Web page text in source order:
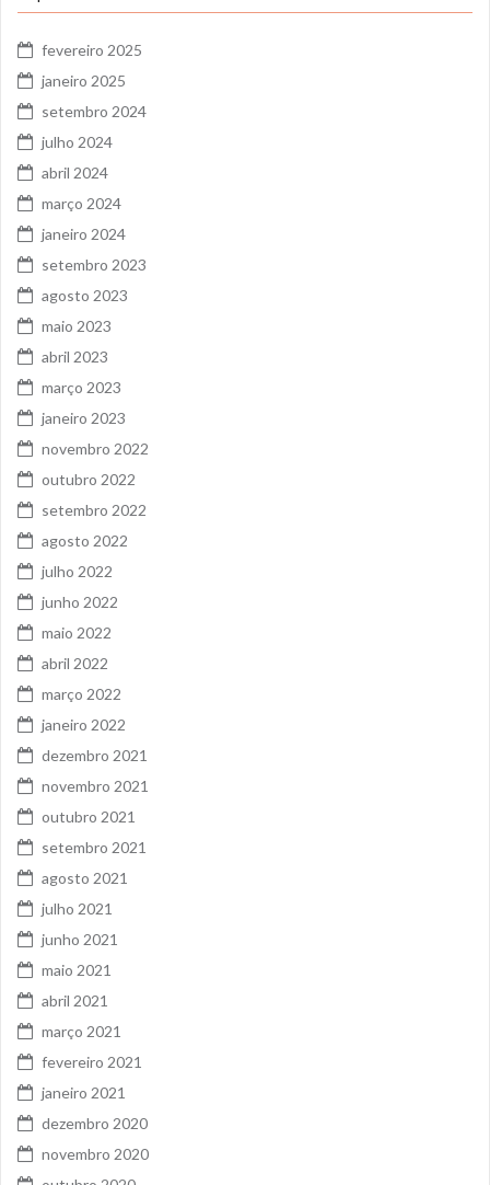
fevereiro 2025
janeiro 2025
setembro 2024
julho 2024
abril 2024
março 2024
janeiro 2024
setembro 2023
agosto 2023
maio 2023
abril 2023
março 2023
janeiro 2023
novembro 2022
outubro 2022
setembro 2022
agosto 2022
julho 2022
junho 2022
maio 2022
abril 2022
março 2022
janeiro 2022
dezembro 2021
novembro 2021
outubro 2021
setembro 2021
agosto 2021
julho 2021
junho 2021
maio 2021
abril 2021
março 2021
fevereiro 2021
janeiro 2021
dezembro 2020
novembro 2020